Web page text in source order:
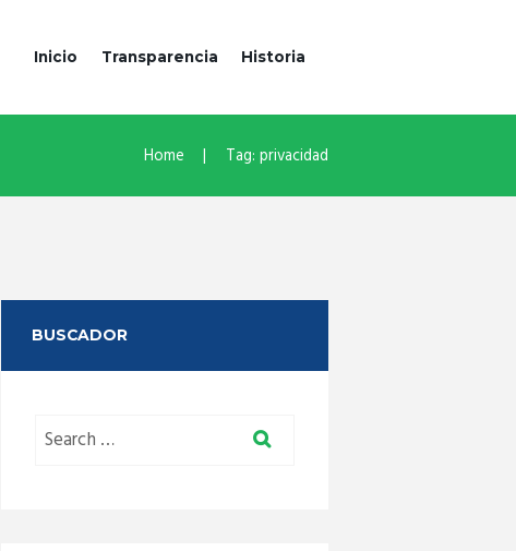
Inicio Transparencia Historia
Home Tag: privacidad
BUSCADOR